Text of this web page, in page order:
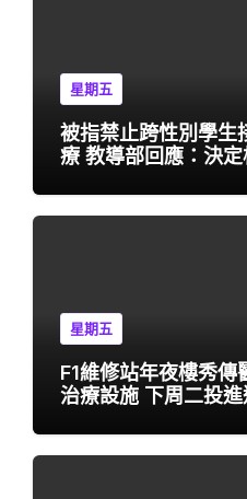
星期五
被指禁止跨性別學生
療 教導部回應：決
星期五
F1維修站年夜樓秀傳
治療設施 下周二投進